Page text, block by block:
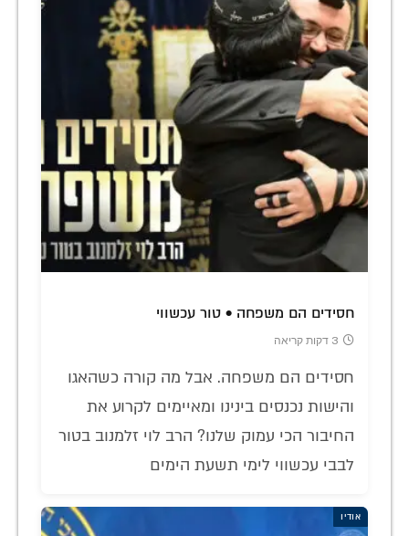
חסידים הם משפחה • טור עכשווי
3 דקות קריאה
חסידים הם משפחה. אבל מה קורה כשהאגו
והישות נכנסים בינינו ומאיימים לקרוע את
החיבור הכי עמוק שלנו? הרב לוי זלמנוב בטור
לבבי עכשווי לימי תשעת הימים
אודיו